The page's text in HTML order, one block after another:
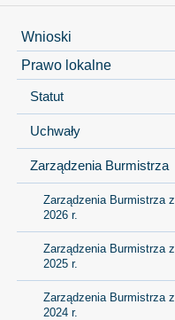
Wnioski
Prawo lokalne
Statut
Uchwały
Zarządzenia Burmistrza
Zarządzenia Burmistrza z
2026 r.
Zarządzenia Burmistrza z
2025 r.
Zarządzenia Burmistrza z
2024 r.